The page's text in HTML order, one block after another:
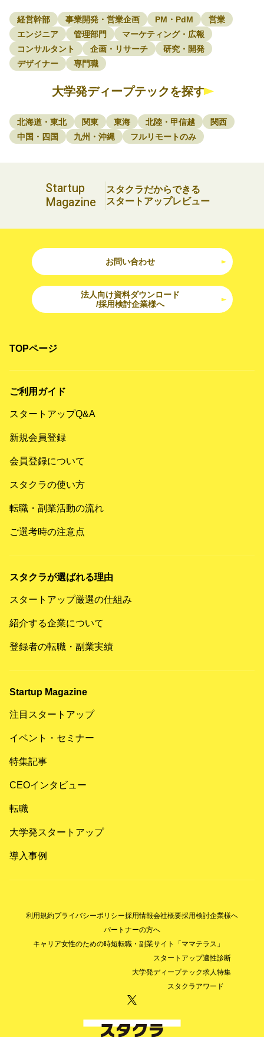
経営幹部 事業開発・営業企画 PM・PdM
営業
エンジニア
管理部門
マーケティング・広報
コンサルタント
企画・リサーチ
研究・開発
デザイナー
専門職
大学発ディープテックを探す
北海道・東北 関東 東海 北陸・甲信越
関西
中国・四国
九州・沖縄 フルリモートのみ
Startup
Magazine
スタクラだからできる
スタートアップレビュー
お問い合わせ
法人向け資料ダウンロード
/採用検討企業様へ
TOPページ
ご利用ガイド
スタートアップQ&A
新規会員登録
会員登録について
スタクラの使い方
転職・副業活動の流れ
ご選考時の注意点
スタクラが選ばれる理由
スタートアップ厳選の仕組み
紹介する企業について
登録者の転職・副業実績
Startup Magazine
注目スタートアップ
イベント・セミナー
特集記事
CEOインタビュー
転職
大学発スタートアップ
導入事例
利用規約プライバシーポリシー採用情報会社概要採用検討企業様へ
パートナーの方へ
キャリア女性のための時短転職・副業サイト「ママテラス」
スタートアップ適性診断
大学発ディープテック求人特集
スタクラアワード